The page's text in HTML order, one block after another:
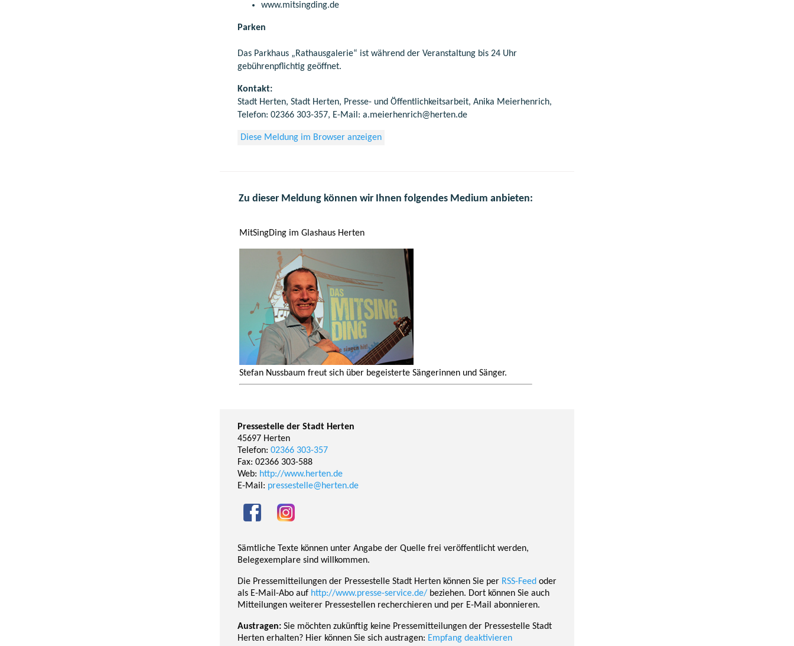
www.mitsingding.de
Parken
Das Parkhaus „Rathausgalerie“ ist während der Veranstaltung bis 24 Uhr
gebührenpflichtig geöffnet.
Kontakt:
Stadt Herten, Stadt Herten, Presse- und Öffentlichkeitsarbeit, Anika Meierhenrich,
Telefon: 02366 303-357, E-Mail: a.meierhenrich@herten.de
Diese Meldung im Browser anzeigen
Zu dieser Meldung können wir Ihnen folgendes Medium anbieten:
MitSingDing im Glashaus Herten
Stefan Nussbaum freut sich über begeisterte Sängerinnen und Sänger.
Pressestelle der Stadt Herten
45697 Herten
Telefon: 02366 303-357
Fax: 02366 303-588
Web: http://www.herten.de
E-Mail: pressestelle@herten.de
Sämtliche Texte können unter Angabe der Quelle frei veröffentlicht werden,
Belegexemplare sind willkommen.
Die Pressemitteilungen der Pressestelle Stadt Herten können Sie per RSS-Feed oder
als E-Mail-Abo auf http://www.presse-service.de/ beziehen. Dort können Sie auch
Mitteilungen weiterer Pressestellen recherchieren und per E-Mail abonnieren.
Austragen: Sie möchten zukünftig keine Pressemitteilungen der Pressestelle Stadt
Herten erhalten? Hier können Sie sich austragen: Empfang deaktivieren